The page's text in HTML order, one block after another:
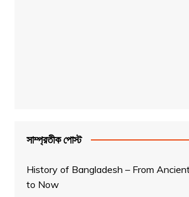
সাম্প্রতীক পোস্ট
History of Bangladesh – From
to Now